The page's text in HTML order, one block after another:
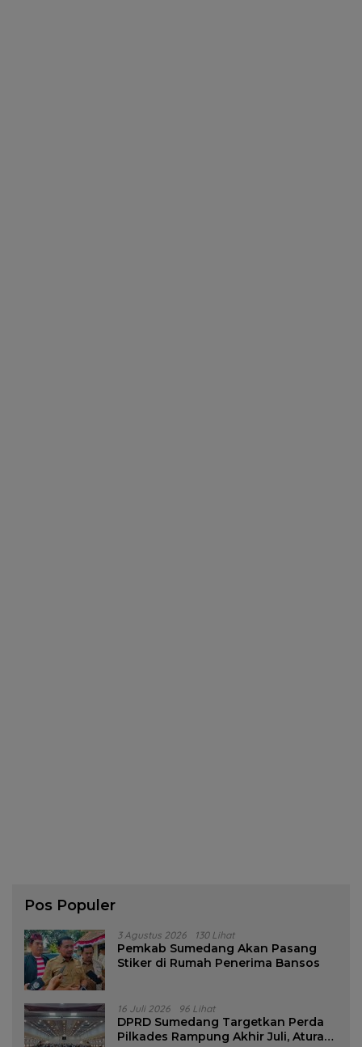
Pos Populer
3 Agustus 2026 130 Lihat
Pemkab Sumedang Akan Pasang
Stiker di Rumah Penerima Bansos
16 Juli 2026 96 Lihat
DPRD Sumedang Targetkan Perda
Pilkades Rampung Akhir Juli, Aturan